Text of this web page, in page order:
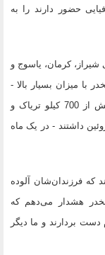
حضور دارند را به
کرمان، یاسوج و
با میزان بسیار بالا -
یعنی در حدود هزار کیلو تریاک و برخی دیگر نیز پیش از 700 کیلو تریاک و
و برخی دیگر 13 الی 14 کیلو هروئین داشتند - در یک ماه
که فرزندان‌شان آلوده
هشدار می‌دهم که
دست بردارند و ما دیگر